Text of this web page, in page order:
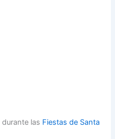
las Fiestas de Santa